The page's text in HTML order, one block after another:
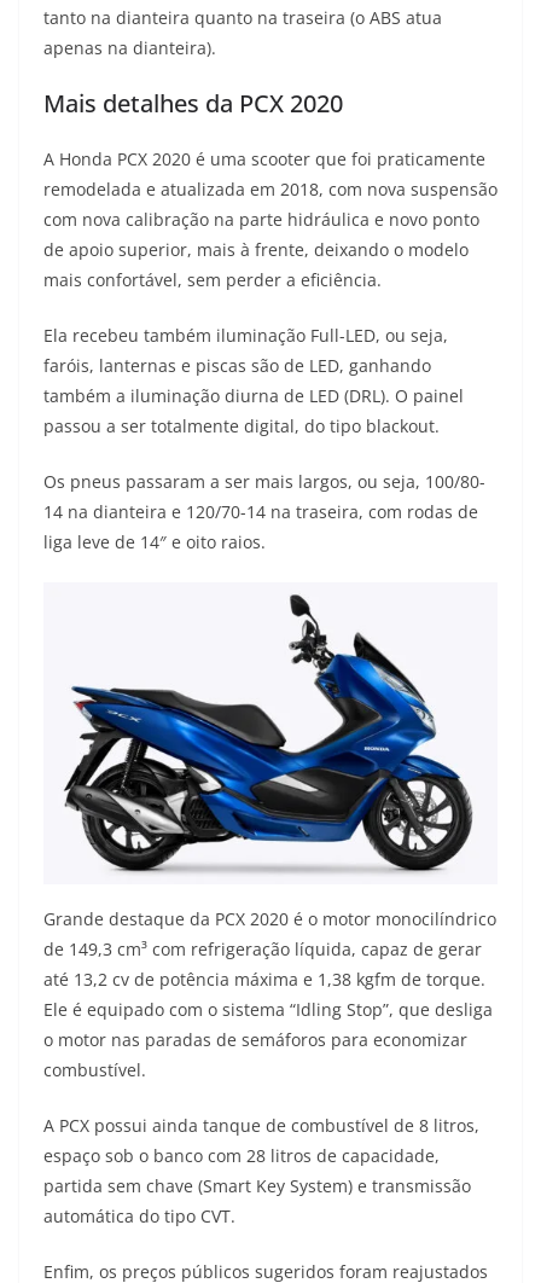
tanto na dianteira quanto na traseira (o ABS atua
apenas na dianteira).
Mais detalhes da PCX 2020
A Honda PCX 2020 é uma scooter que foi praticamente
remodelada e atualizada em 2018, com nova suspensão
com nova calibração na parte hidráulica e novo ponto
de apoio superior, mais à frente, deixando o modelo
mais confortável, sem perder a eficiência.
Ela recebeu também iluminação Full-LED, ou seja,
faróis, lanternas e piscas são de LED, ganhando
também a iluminação diurna de LED (DRL). O painel
passou a ser totalmente digital, do tipo blackout.
Os pneus passaram a ser mais largos, ou seja, 100/80-
14 na dianteira e 120/70-14 na traseira, com rodas de
liga leve de 14″ e oito raios.
Grande destaque da PCX 2020 é o motor monocilíndrico
de 149,3 cm³ com refrigeração líquida, capaz de gerar
até 13,2 cv de potência máxima e 1,38 kgfm de torque.
Ele é equipado com o sistema “Idling Stop”, que desliga
o motor nas paradas de semáforos para economizar
combustível.
A PCX possui ainda tanque de combustível de 8 litros,
espaço sob o banco com 28 litros de capacidade,
partida sem chave (Smart Key System) e transmissão
automática do tipo CVT.
Enfim, os preços públicos sugeridos foram reajustados